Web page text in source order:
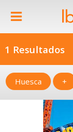
1 Resultados
Huesca +